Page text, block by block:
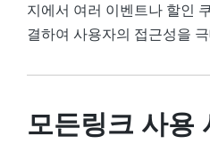
지에서 여러 이벤트나 할인
결하여 사용자의 접근성을
모든링크 사용